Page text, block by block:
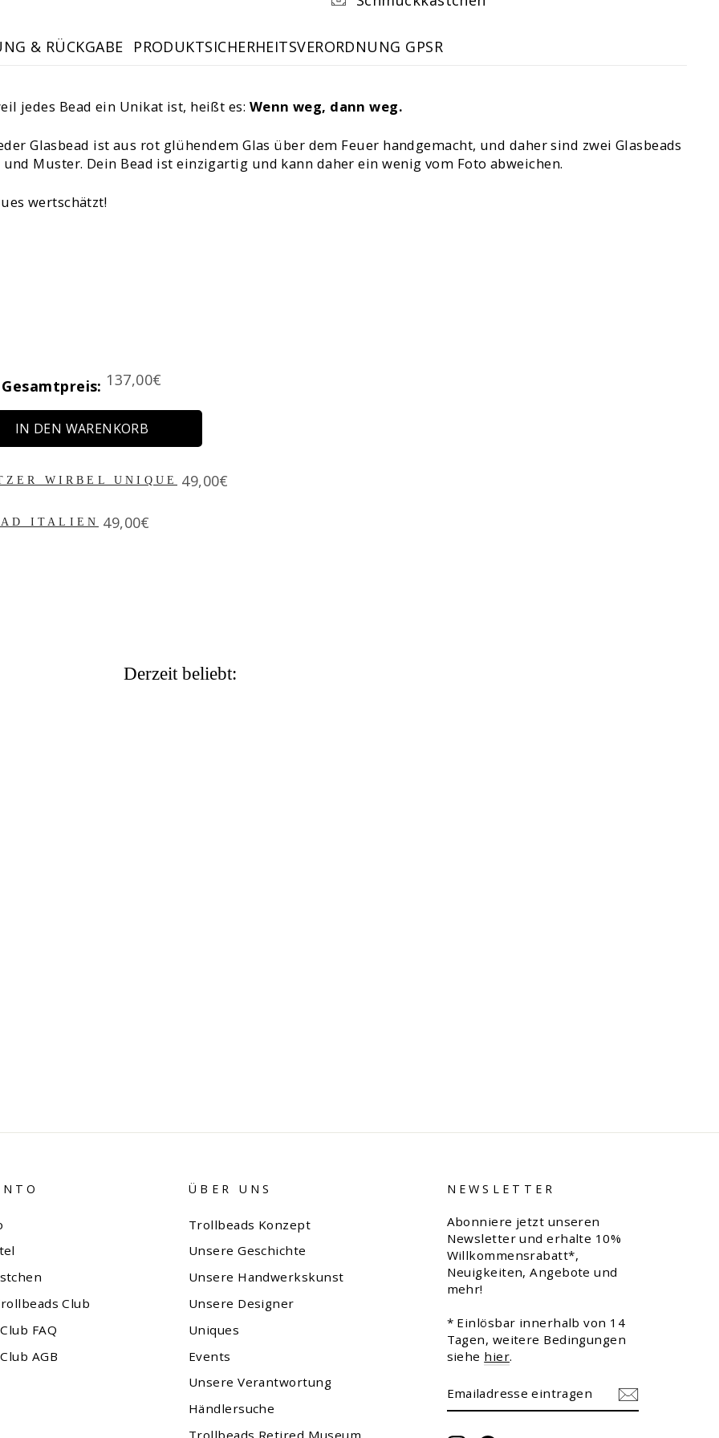
& RÜCKGABE PRODUKTSICHERHEITSVERORDNUNG GPSR
jedes Bead ein Unikat ist, heißt es: Wenn weg, dann weg.
Glasbead ist aus rot glühendem Glas über dem Feuer handgemacht, und daher sind zwei Glasbeads
Muster. Dein Bead ist einzigartig und kann daher ein wenig vom Foto abweichen.
wertschätzt!
Gesamtpreis: Price
137,00€
IN DEN WARENKORB
WIRBEL UNIQUE Price
49,00€
ITALIEN Price
49,00€
Derzeit beliebt:
Club
FAQ
AGB
ÜBER UNS
Trollbeads Konzept
Unsere Geschichte
Unsere Handwerkskunst
Unsere Designer
Uniques
Events
Unsere Verantwortung
Händlersuche
Trollbeads Retired Museum
NEWSLETTER
Abonniere jetzt unseren
Newsletter und erhalte 10%
Willkommensrabatt*,
Neuigkeiten, Angebote und
mehr!
* Einlösbar innerhalb von 14
Tagen, weitere Bedingungen
siehe hier.
EINTRAGEN